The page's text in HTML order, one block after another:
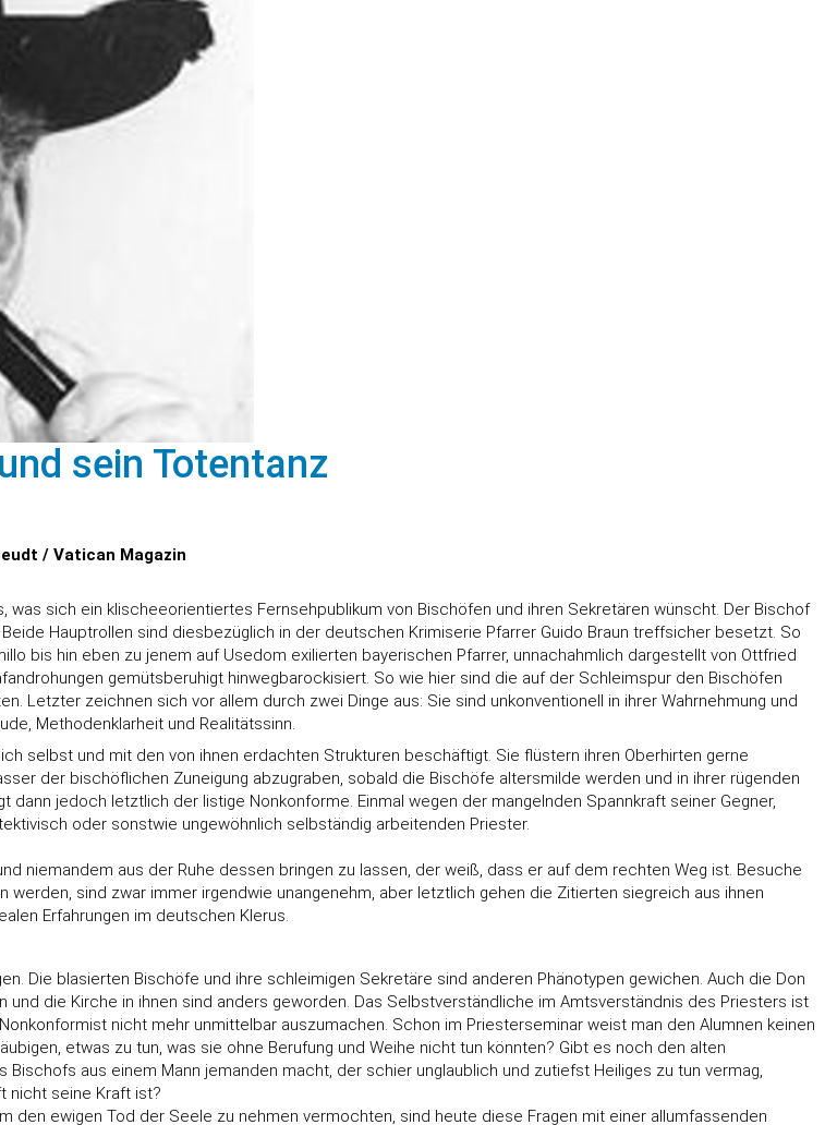
sein Totentanz
/ Vatican Magazin
was sich ein klischeeorientiertes Fernsehpublikum von Bischöfen und ihren Sekretären wünscht. Der Bischof
Hauptrollen sind diesbezüglich in der deutschen Krimiserie Pfarrer Guido Braun treffsicher besetzt. So
bis hin eben zu jenem auf Usedom exilierten bayerischen Pfarrer, unnachahmlich dargestellt von Ottfried
gemütsberuhigt hinwegbarockisiert. So wie hier sind die auf der Schleimspur den Bischöfen
Letzter zeichnen sich vor allem durch zwei Dinge aus: Sie sind unkonventionell in ihrer Wahrnehmung und
Methodenklarheit und Realitätssinn.
selbst und mit den von ihnen erdachten Strukturen beschäftigt. Sie flüstern ihren Oberhirten gerne
der bischöflichen Zuneigung abzugraben, sobald die Bischöfe altersmilde werden und in ihrer rügenden
jedoch letztlich der listige Nonkonforme. Einmal wegen der mangelnden Spannkraft seiner Gegner,
oder sonstwie ungewöhnlich selbständig arbeitenden Priester.
niemandem aus der Ruhe dessen bringen zu lassen, der weiß, dass er auf dem rechten Weg ist. Besuche
sind zwar immer irgendwie unangenehm, aber letztlich gehen die Zitierten siegreich aus ihnen
Erfahrungen im deutschen Klerus.
Die blasierten Bischöfe und ihre schleimigen Sekretäre sind anderen Phänotypen gewichen. Auch die Don
die Kirche in ihnen sind anders geworden. Das Selbstverständliche im Amtsverständnis des Priesters ist
nicht mehr unmittelbar auszumachen. Schon im Priesterseminar weist man den Alumnen keinen
etwas zu tun, was sie ohne Berufung und Weihe nicht tun könnten? Gibt es noch den alten
aus einem Mann jemanden macht, der schier unglaublich und zutiefst Heiliges zu tun vermag,
nicht seine Kraft ist?
den ewigen Tod der Seele zu nehmen vermochten, sind heute diese Fragen mit einer allumfassenden